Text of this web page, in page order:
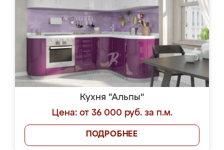
Кухня "Альпы"
Цена: от 36 000 руб. за п.м.
ПОДРОБНЕЕ